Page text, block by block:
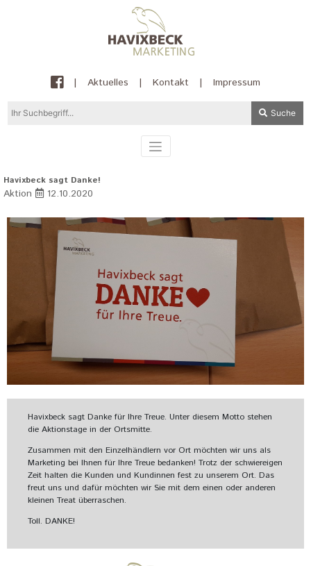
| Aktuelles | Kontakt | Impressum
Suche
Havixbeck sagt Danke!
Aktion 12.10.2020
Havixbeck sagt Danke für Ihre Treue. Unter diesem Motto stehen
die Aktionstage in der Ortsmitte.
Zusammen mit den Einzelhändlern vor Ort möchten wir uns als
Marketing bei Ihnen für Ihre Treue bedanken! Trotz der schwiereigen
Zeit halten die Kunden und Kundinnen fest zu unserem Ort. Das
freut uns und dafür möchten wir Sie mit dem einen oder anderen
kleinen Treat überraschen.
Toll. DANKE!